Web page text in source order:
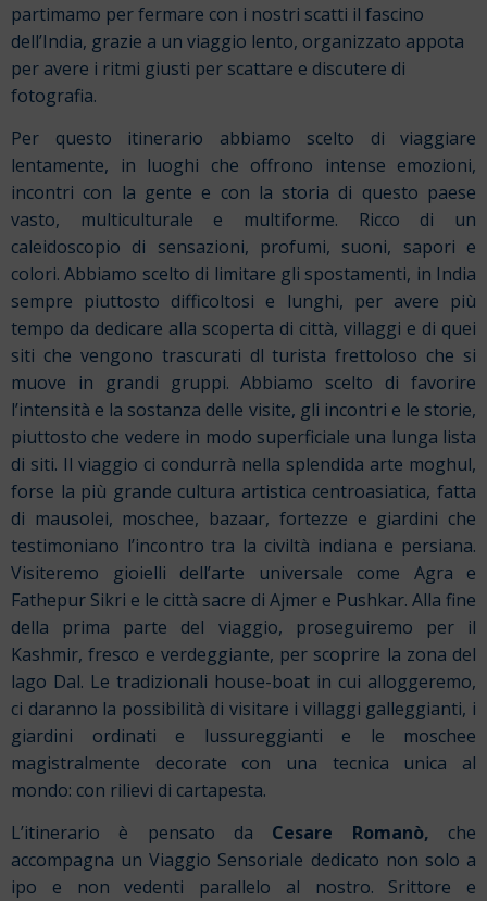
partimamo per fermare con i nostri scatti il fascino
dell’India, grazie a un viaggio lento, organizzato appota
per avere i ritmi giusti per scattare e discutere di
fotografia.
Per questo itinerario abbiamo scelto di viaggiare
lentamente, in luoghi che offrono intense emozioni,
incontri con la gente e con la storia di questo paese
vasto, multiculturale e multiforme. Ricco di un
caleidoscopio di sensazioni, profumi, suoni, sapori e
colori.Abbiamo scelto di limitare gli spostamenti, in India
sempre piuttosto difficoltosi e lunghi, per avere più
tempo da dedicare alla scoperta di città, villaggi e di quei
siti che vengono trascurati dl turista frettoloso che si
muove in grandi gruppi.Abbiamo scelto di favorire
l’intensità e la sostanza delle visite, gli incontri e le storie,
piuttosto che vedere in modo superficiale una lunga lista
di siti. Il viaggio ci condurrà nella splendida arte moghul,
forse la più grande cultura artistica centroasiatica, fatta
di mausolei, moschee, bazaar, fortezze e giardini che
testimoniano l’incontro tra la civiltà indiana e persiana.
Visiteremo gioielli dell’arte universale come Agra e
Fathepur Sikri e le città sacre di Ajmer e Pushkar. Alla fine
della prima parte del viaggio, proseguiremo per il
Kashmir, fresco e verdeggiante, per scoprire la zona del
lago Dal. Le tradizionali house-boat in cui alloggeremo,
ci daranno la possibilità di visitare i villaggi galleggianti, i
giardini ordinati e lussureggianti e le moschee
magistralmente decorate con una tecnica unica al
mondo: con rilievi di cartapesta.
L’itinerario è pensato da Cesare Romanò, che
accompagna un Viaggio Sensoriale dedicato non solo a
ipo e non vedenti parallelo al nostro. Srittore e